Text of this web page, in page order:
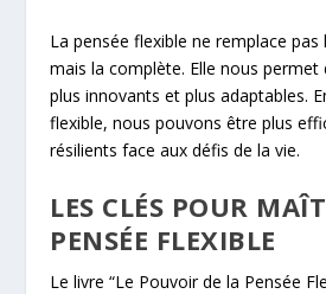
La pensée flexible ne remplace pas
mais la complète. Elle nous permet
plus innovants et plus adaptables.
flexible, nous pouvons être plus
résilients face aux défis de la vie.
LES CLÉS POUR
PENSÉE FLEXIBLE
Le livre “Le Pouvoir de la Pensée